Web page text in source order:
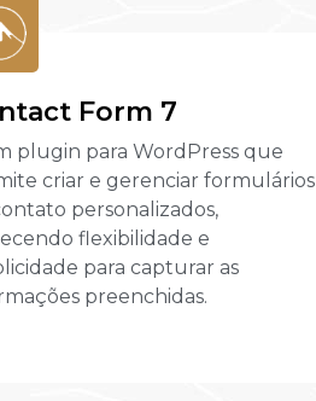
Form 7
plugin para WordPress que
criar e gerenciar formulários
personalizados,
flexibilidade e
para capturar as
preenchidas.